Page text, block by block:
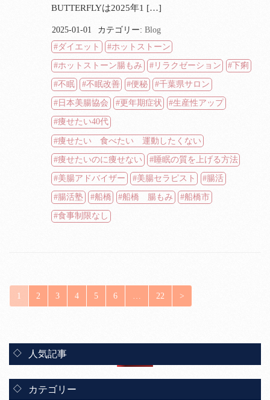
BUTTERFLYは2025年1 […]
2025-01-01 カテゴリー:Blog
ダイエット
ホットストーン
ホットストーン腸もみ リラクゼーション 下痢
不眠 不眠改善 便秘 千葉県サロン
日本美腸協会 更年期症状 生産性アップ
痩せたい40代
痩せたい 食べたい 運動したくない
痩せたいのに痩せない 睡眠の質を上げる方法
美腸アドバイザー 美腸セラピスト 腸活
腸活塾 船橋 船橋 腸もみ 船橋市
食事制限なし
1 2 3 4 5 6 22 >
人気記事
カテゴリー